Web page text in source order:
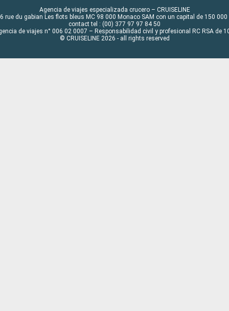
Agencia de viajes especializada crucero – CRUISELINE
rue du gabian Les flots bleus MC 98 000 Monaco SAM con un capital de 150 000
contact tel : (00) 377 97 97 84 50
de viajes n° 006 02 0007 – Responsabilidad civil y profesional RC RSA de
© CRUISELINE 2026 - all rights reserved